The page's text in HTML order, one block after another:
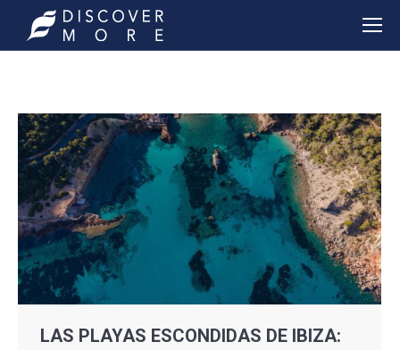
LAS PLAYAS ESCONDIDAS DE IBIZA: